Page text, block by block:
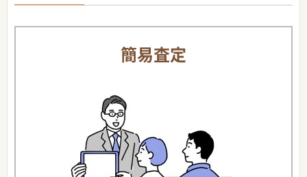
簡易査定